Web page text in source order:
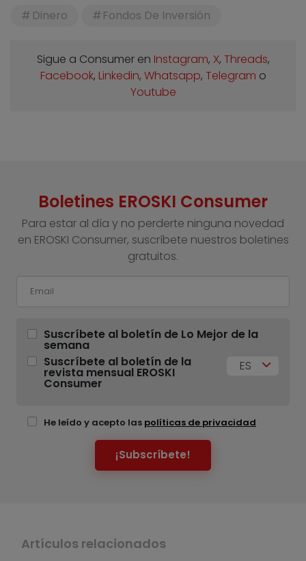
Dinero Fondos De Inversión
Sigue a Consumer en Instagram, X, Threads,
Facebook, Linkedin, Whatsapp, Telegram o
Youtube
Boletines EROSKI Consumer
Para estar al día y no perderte ninguna novedad
en EROSKI Consumer, suscríbete nuestros boletines
gratuitos.
Suscríbete al boletín de Lo Mejor de la
semana
Suscríbete al boletín de la
revista mensual EROSKI
Consumer
ES
He leído y acepto las políticas de privacidad
¡Subscríbete!
Artículos relacionados